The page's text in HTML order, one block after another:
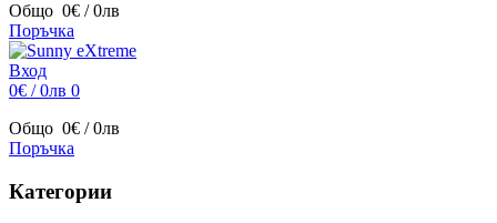
Общо 0€ / 0лв
Поръчка
Вход
0€ / 0лв 0
Общо 0€ / 0лв
Поръчка
Категории